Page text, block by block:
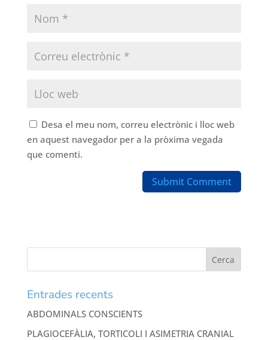
Desa el meu nom, correu electrònic i lloc web
en aquest navegador per a la pròxima vegada
que comenti.
Entrades recents
ABDOMINALS CONSCIENTS
PLAGIOCEFÀLIA, TORTICOLI I ASIMETRIA CRANIAL